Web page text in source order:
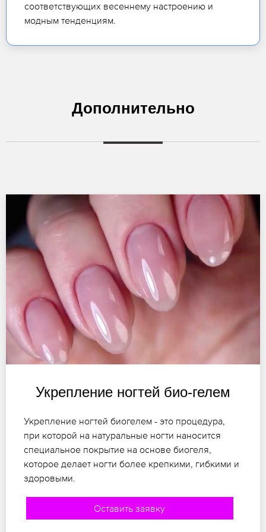
соответствующих весеннему настроению и
модным тенденциям.
Дополнительно
Укрепление ногтей био-гелем
Укрепление ногтей биогелем - это процедура,
при которой на натуральные ногти наносится
специальное покрытие на основе биогеля,
которое делает ногти более крепкими, гибкими и
здоровыми.
Оставить заявку